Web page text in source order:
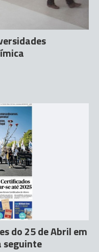
do 25 de Abril em
seguinte